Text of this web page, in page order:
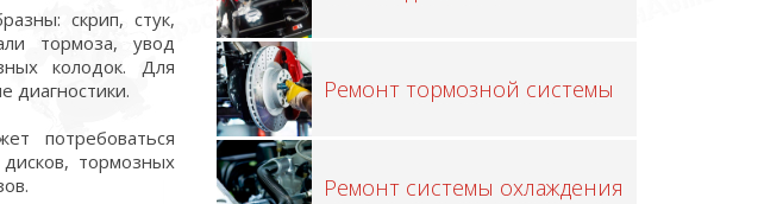
скрип, стук,
тормоза, увод
колодок. Для
диагностики.
потребоваться
тормозных
Ремонт тормозной системы
Ремонт системы охлаждения